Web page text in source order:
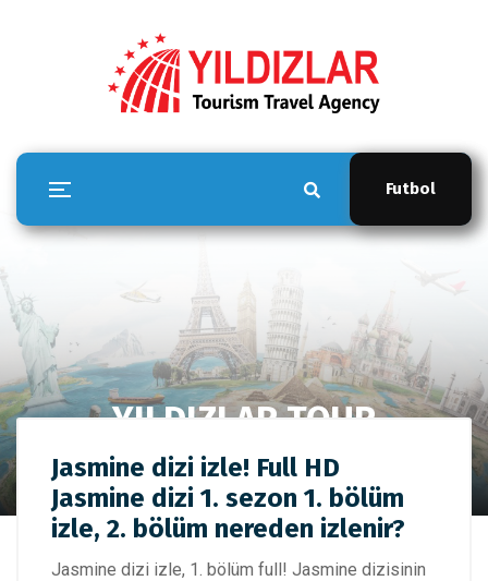
Futbol
YILDIZLAR TOUR
Anasayfa YILDIZLAR TOUR
Jasmine dizi izle! Full
HD Jasmine dizi 1. sezon 1. bölüm izle, 2. bölüm nereden
Jasmine dizi izle! Full HD
Jasmine dizi 1. sezon 1. bölüm
izle, 2. bölüm nereden izlenir?
Jasmine dizi izle, 1. bölüm full! Jasmine dizisinin